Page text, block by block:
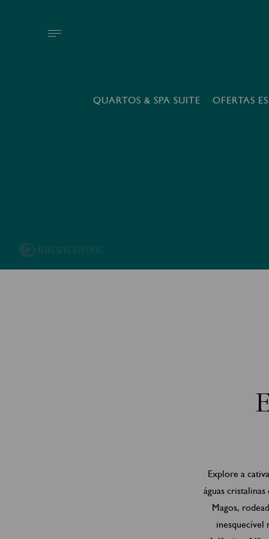
QUARTOS & SPA SUITE OFERTAS
Explore a
águas
Magos,
inesquecível